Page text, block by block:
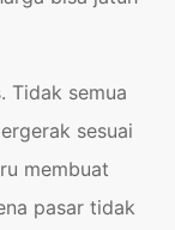
Tidak semua
sesuai
membuat
pasar tidak